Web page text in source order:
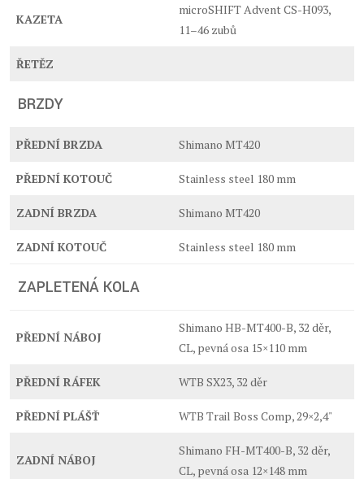
KAZETA
microSHIFT Advent CS-H093,
11–46 zubů
ŘETĚZ
BRZDY
PŘEDNÍ BRZDA Shimano MT420
PŘEDNÍ KOTOUČ Stainless steel 180 mm
ZADNÍ BRZDA Shimano MT420
ZADNÍ KOTOUČ Stainless steel 180 mm
ZAPLETENÁ KOLA
PŘEDNÍ NÁBOJ
Shimano HB-MT400-B, 32 děr,
CL, pevná osa 15×110 mm
PŘEDNÍ RÁFEK WTB SX23, 32 děr
PŘEDNÍ PLÁŠŤ WTB Trail Boss Comp, 29×2,4"
ZADNÍ NÁBOJ
Shimano FH-MT400-B, 32 děr,
CL, pevná osa 12×148 mm